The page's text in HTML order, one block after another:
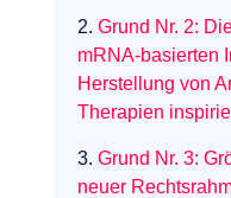
2. Grund Nr. 2:
mRNA-basierten
Herstellung von
Therapien
3. Grund Nr. 3:
neuer